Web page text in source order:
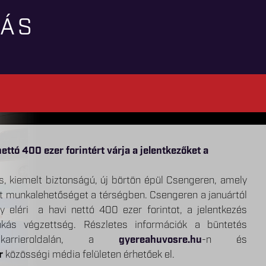
a hőséggel kapcsolatos intézkedésekről a hazai
hír is megjelent, amelyek a börtönökben bevezetett
ezért most közvetlen, hiteles forrásból
adni Önöknek.
visszajelzését!
„A TE HANGOD” névvel elindította új,
platformját a gyereahuvosre.hu oldalon. Fontosnak
kollégáink munkavégzéssel kapcsolatos
javaslatairól. Az új online platform lehetőséget biztosít
hogy közvetlenül megoszthassák észrevételeiteket a
Teams alkalmazás bevezetéséről
kényszerintézkedések és a szabálysértési elzárás
törvényben foglalt telekommunikációs eszköz útján
végrehajtása a Skype alkalmazás megszűnése okán
400 ezer forintért várja a jelentkezőket a
kiemelt biztonságú, új börtön épül Csengeren, amely
a térségben. Csengeren a januártól
eléri a havi nettó 400 ezer forintot, a jelentkezés
végzettség. Részletes információk a büntetés
karrieroldalán, a gyereahuvosre.hu-n és
közösségi média felületen érhetőek el.